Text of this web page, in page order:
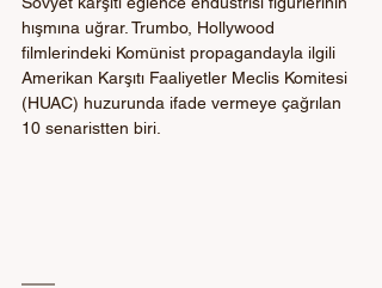
hışmına uğrar. Trumbo, Hollywood
filmlerindeki Komünist propagandayla ilgili
Amerikan Karşıtı Faaliyetler Meclis Komitesi
(HUAC) huzurunda ifade vermeye çağrılan
10 senaristten biri.